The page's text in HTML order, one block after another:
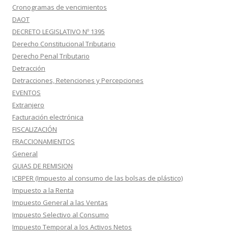
Cronogramas de vencimientos
DAOT
DECRETO LEGISLATIVO Nº 1395
Derecho Constitucional Tributario
Derecho Penal Tributario
Detracción
Detracciones, Retenciones y Percepciones
EVENTOS
Extranjero
Facturación electrónica
FISCALIZACIÓN
FRACCIONAMIENTOS
General
GUIAS DE REMISION
ICBPER (Impuesto al consumo de las bolsas de plástico)
Impuesto a la Renta
Impuesto General a las Ventas
Impuesto Selectivo al Consumo
Impuesto Temporal a los Activos Netos